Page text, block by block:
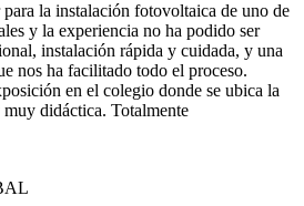
la instalación fotovoltaica de uno de
y la experiencia no ha podido ser
instalación rápida y cuidada, y una
nos ha facilitado todo el proceso.
en el colegio donde se ubica la
didáctica. Totalmente